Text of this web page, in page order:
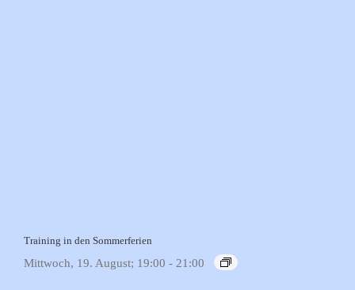
Training in den Sommerferien
Mittwoch, 19. August; 19:00 - 21:00